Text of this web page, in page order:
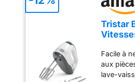
Tristar
Fouets
Inox,
Facile à
aux
lave-